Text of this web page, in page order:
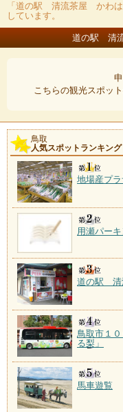
「道の駅 清流茶屋 かわは
しています。
道の駅 清
こちらの観光スポッ
鳥取
人気スポットランキング
地場産プ
用瀬パー
道の駅 清
鳥取市１
る梨」
馬車遊覧